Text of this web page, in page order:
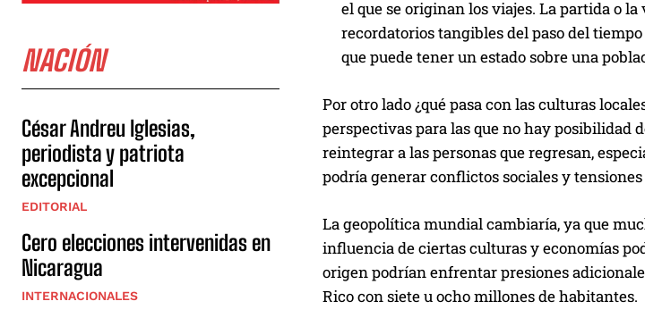
NACIÓN
César Andreu Iglesias,
periodista y patriota
excepcional
EDITORIAL
Cero elecciones intervenidas en
Nicaragua
INTERNACIONALES
el que se originan los viajes. La partida o
recordatorios tangibles del paso del
que puede tener un estado sobre una
Por otro lado ¿qué pasa con las culturas
perspectivas para las que no hay posibilidad
reintegrar a las personas que regresan,
podría generar conflictos sociales y
La geopolítica mundial cambiaría, ya que
influencia de ciertas culturas y economías
origen podrían enfrentar presiones
Rico con siete u ocho millones de habitantes.